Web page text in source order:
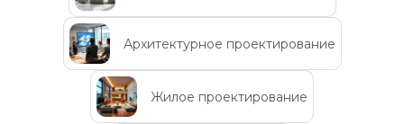
Архитектурное проектирование
Жилое проектирование